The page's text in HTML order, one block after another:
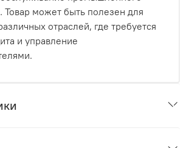
Товар может быть полезен для
отраслей, где требуется
и управление